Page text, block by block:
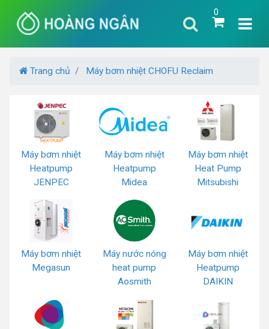
0
Trang chủ Máy bơm nhiệt CHOFU Reclaim
Máy bơm nhiệt
Heatpump
JENPEC
Máy bơm nhiệt
Heatpump
Midea
Máy bơm nhiệt
Heat Pump
Mitsubishi
Máy bơm nhiệt
Megasun
Máy nước nóng
heat pump
Aosmith
Máy bơm nhiệt
Heatpump
DAIKIN